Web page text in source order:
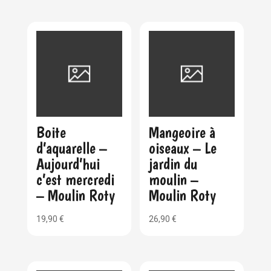
Boite
d’aquarelle –
Aujourd’hui
c’est mercredi
– Moulin Roty
19,90 €
Mangeoire à
oiseaux – Le
jardin du
moulin –
Moulin Roty
26,90€